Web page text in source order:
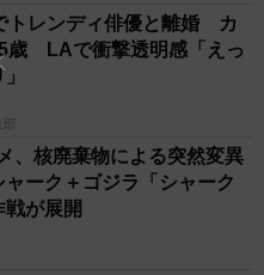
トレンディ俳優と離婚 カ
歳 LAで衝撃透明感「えっ
、核廃棄物による突然変異
ーク＋ゴジラ「シャーク
戦が展開